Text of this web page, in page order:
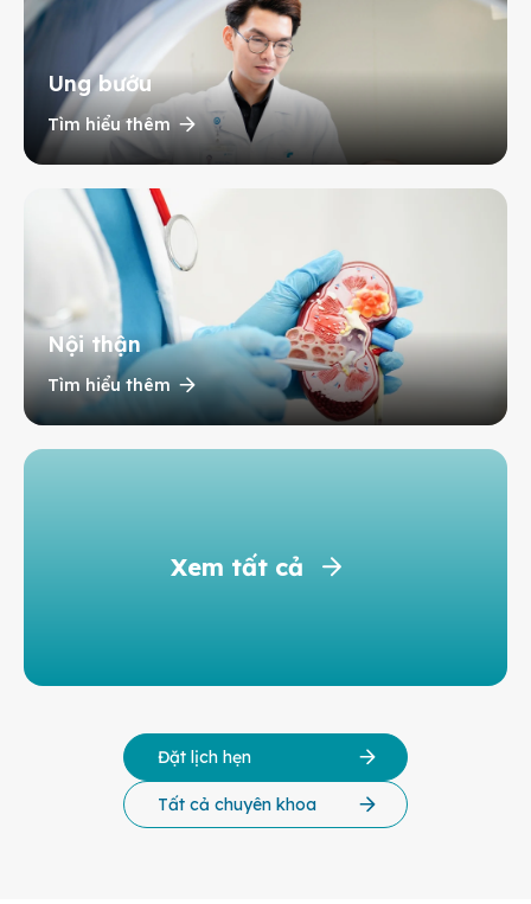
Ung bướu
Tìm hiểu thêm
Nội thận
Tìm hiểu thêm
Xem tất cả
Đặt lịch hẹn
Tất cả chuyên khoa